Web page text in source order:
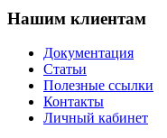
Нашим клиентам
Документация
Статьи
Полезные ссылки
Контакты
Личный кабинет